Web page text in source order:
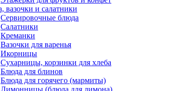
вазочки и салатники
Сервировочные блюда
Салатники
Креманки
Вазочки для варенья
Икорницы
Сухарницы, корзинки для хлеба
Блюда для блинов
Блюда для горячего (мармиты)
Лимонницы (блюда для лимона)